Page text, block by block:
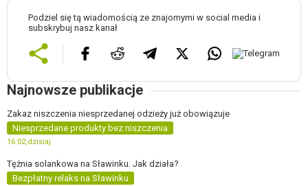
Podziel się tą wiadomością ze znajomymi w social media i
subskrybuj nasz kanał
Najnowsze publikacje
Zakaz niszczenia niesprzedanej odzieży już obowiązuje
Niesprzedane produkty bez niszczenia
16:02,dzisiaj
Tężnia solankowa na Sławinku. Jak działa?
Bezpłatny relaks na Sławinku